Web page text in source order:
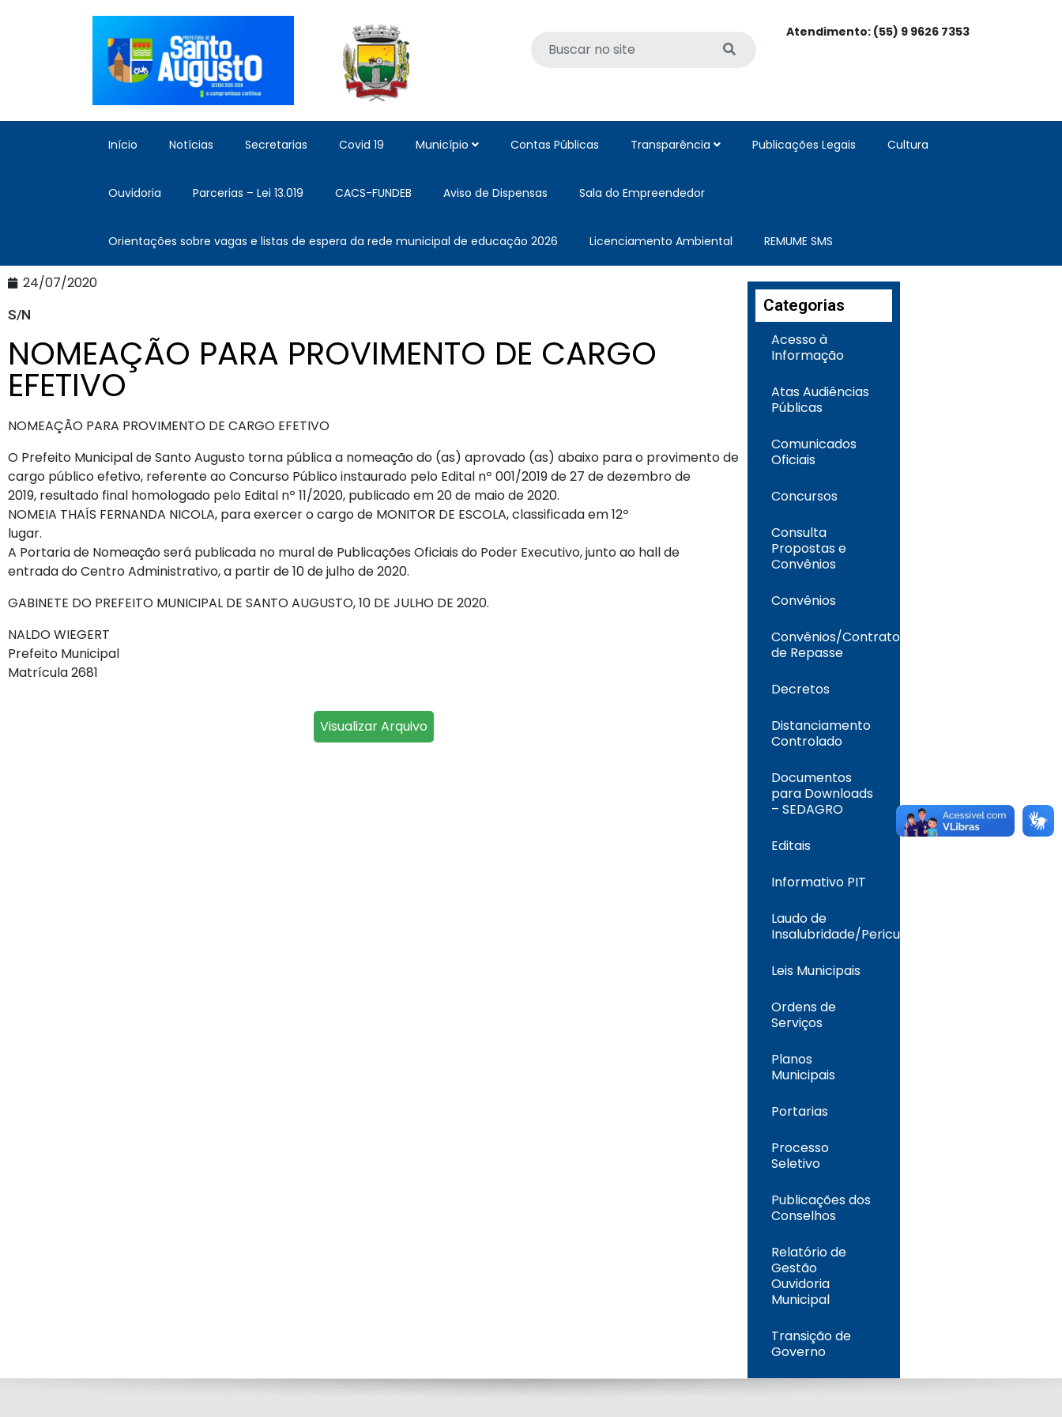
Atendimento: (55) 9 9626 7353
Início Notícias Secretarias Covid 19 Município Contas Públicas Transparência Publicações Legais Cultura
Ouvidoria Parcerias – Lei 13.019 CACS-FUNDEB Aviso de Dispensas Sala do Empreendedor
Orientações sobre vagas e listas de espera da rede municipal de educação 2026 Licenciamento Ambiental REMUME SMS
24/07/2020
S/N
NOMEAÇÃO PARA PROVIMENTO DE CARGO
EFETIVO
NOMEAÇÃO PARA PROVIMENTO DE CARGO EFETIVO
O Prefeito Municipal de Santo Augusto torna pública a nomeação do (as) aprovado (as) abaixo para o provimento de
cargo público efetivo, referente ao Concurso Público instaurado pelo Edital nº 001/2019 de 27 de dezembro de
2019, resultado final homologado pelo Edital nº 11/2020, publicado em 20 de maio de 2020.
NOMEIA THAÍS FERNANDA NICOLA, para exercer o cargo de MONITOR DE ESCOLA, classificada em 12º
lugar.
A Portaria de Nomeação será publicada no mural de Publicações Oficiais do Poder Executivo, junto ao hall de
entrada do Centro Administrativo, a partir de 10 de julho de 2020.
GABINETE DO PREFEITO MUNICIPAL DE SANTO AUGUSTO, 10 DE JULHO DE 2020.
NALDO WIEGERT
Prefeito Municipal
Matrícula 2681
Visualizar Arquivo
Categorias
Acesso à
Informação
Atas Audiências
Públicas
Comunicados
Oficiais
Concursos
Consulta
Propostas e
Convênios
Convênios
Convênios/Contrato
de Repasse
Decretos
Distanciamento
Controlado
Documentos
para Downloads
– SEDAGRO
Editais
Informativo PIT
Laudo de
Insalubridade/Periculosidade
Leis Municipais
Ordens de
Serviços
Planos
Municipais
Portarias
Processo
Seletivo
Publicações dos
Conselhos
Relatório de
Gestão
Ouvidoria
Municipal
Transição de
Governo